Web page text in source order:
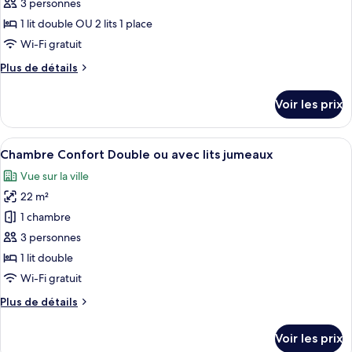
(Queen)
pour
ce
type
chambre :
Deluxe
3 personnes
1 lit double OU 2 lits 1 place
Wi-Fi gratuit
Plus de détails
Plus
le
type
de
Chambre
Double
Deluxe
Voir les prix
Afficher
toutes
les
photos
pour
ce
type
de
chambre :
Chambre
Une chambre d’hôtel avec un
6
Chambre Confort Double ou avec lits jumeaux
Vue sur la ville
22 m²
1 chambre
3 personnes
1 lit double
Wi-Fi gratuit
Plus de détails
Plus
Voir les prix